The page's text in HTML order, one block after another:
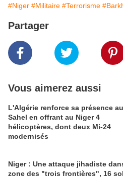
#Niger #Militaire #Terrorisme
Partager
Vous aimerez aussi
L'Algérie renforce sa présence au
Sahel en offrant au Niger 4
hélicoptères, dont deux Mi-24
modernisés
Niger : Une attaque jihadiste
zone des "trois frontières", 16